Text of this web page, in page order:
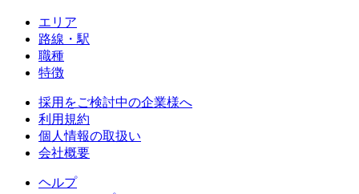
エリア
路線・駅
職種
特徴
採用をご検討中の企業様へ
利用規約
個人情報の取扱い
会社概要
ヘルプ